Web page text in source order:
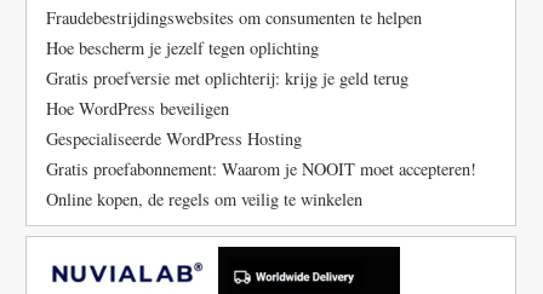
Fraudebestrijdingswebsites om consumenten te helpen
Hoe bescherm je jezelf tegen oplichting
Gratis proefversie met oplichterij: krijg je geld terug
Hoe WordPress beveiligen
Gespecialiseerde WordPress Hosting
Gratis proefabonnement: Waarom je NOOIT moet accepteren!
Online kopen, de regels om veilig te winkelen